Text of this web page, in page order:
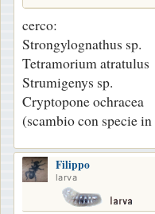
cerco:
Strongylognathus sp.
Tetramorium atratulus
Strumigenys sp.
Cryptopone ochracea
(scambio con specie
Filippo
larva